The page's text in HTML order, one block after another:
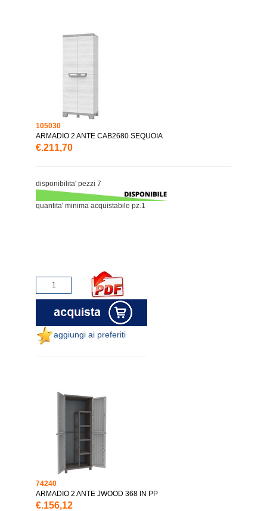
105030
ARMADIO 2 ANTE CAB2680 SEQUOIA
€.211,70
disponibilita' pezzi 7
quantita' minima acquistabile pz.1
aggiungi ai preferiti
74240
ARMADIO 2 ANTE JWOOD 368 IN PP
€.156,12